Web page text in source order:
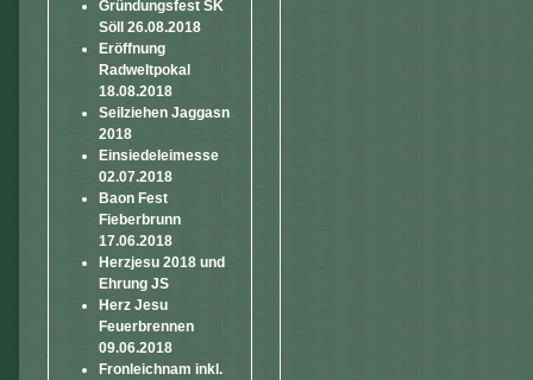
Gründungsfest SK
Söll 26.08.2018
Eröffnung
Radweltpokal
18.08.2018
Seilziehen Jaggasn
2018
Einsiedeleimesse
02.07.2018
Baon Fest
Fieberbrunn
17.06.2018
Herzjesu 2018 und
Ehrung JS
Herz Jesu
Feuerbrennen
09.06.2018
Fronleichnam inkl.